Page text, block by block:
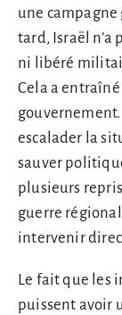
une campagne
tard, Israël n’a
ni libéré
Cela a
escalader la
sauver
plusieurs
guerre
intervenir
Le fait que les
puissent avoir